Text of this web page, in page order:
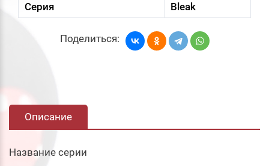
Серия
Bleak
Поделиться:
Описание
Название серии